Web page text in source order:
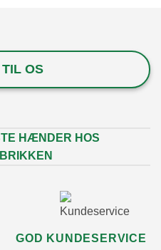
OS
HÆNDER HOS
GOD KUNDESERVICE